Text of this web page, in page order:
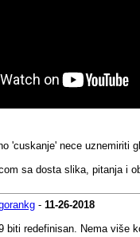
'cuskanje' nece uznemiriti
sa dosta slika, pitanja i
- 11-26-2018
biti redefinisan. Nema više